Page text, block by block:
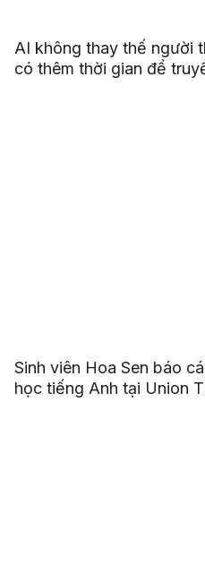
AI không thay thế người
có thêm thời gian để
Sinh viên Hoa Sen báo
học tiếng Anh tại Union